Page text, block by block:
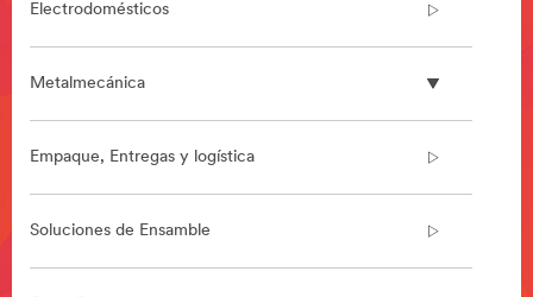
Electrodomésticos
Metalmecánica
Empaque, Entregas y logística
Soluciones de Ensamble